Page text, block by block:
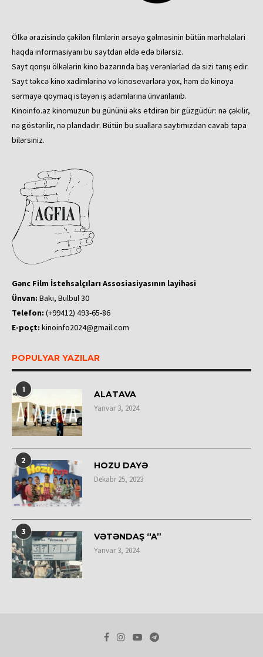
Ölkə ərazisində çəkilən filmlərin ərsəyə gəlməsinin bütün mərhələləri
haqda informasiyanı bu saytdan əldə edə bilərsiz.
Sayt qonşu ölkələrin kino bazarında baş verənlərləd də sizi tanış edir.
Sayt təkcə kino xadimlərinə və kinosevərlərə yox, həm də kinoya
sərmayə qoymaq istəyən iş adamlarına ünvanlanıb.
Kinoinfo.az kinomuzun bu gününü əks etdirən bir güzgüdür: nə çəkilir,
nə göstərilir, nə plandadır. Bütün bu suallara saytımızdan cavab tapa
bilərsiniz.
Gənc Film İstehsalçıları Assosiasiyasının layihəsi
Ünvan: Bakı, Bulbul 30
Telefon: (+99412) 493-65-86
E-poçt: kinoinfo2024@gmail.com
POPULYAR YAZILAR
1 ALATAVA
Yanvar 3, 2024
2 HOZU DAYƏ
Dekabr 25, 2023
3 VƏTƏNDAŞ “A”
Yanvar 3, 2024